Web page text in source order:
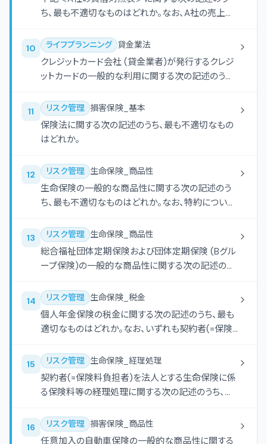
ち、最も不適切なものはどれか。なお、A社の売上高
10 ライフプランニング 貸金業法
クレジットカード会社 (貸金業者)が発行するクレジ
ットカードの一般的な利用に関する次の記述のうち、
11 リスク管理 損害保険_基本
保険法に関する次の記述のうち、最も不適切なもの
はどれか。
12 リスク管理 生命保険_商品性
生命保険の一般的な商品性に関する次の記述のう
ち、最も不適切なものはどれか。なお、特約について
13 リスク管理 生命保険_商品性
総合福祉団体定期保険および団体定期保険 (Bグル
ープ保険)の一般的な商品性に関する次の記述のう
14 リスク管理 生命保険_税金
個人年金保険の税金に関する次の記述のうち、最も
適切なものはどれか。なお、いずれも契約者(=保険
であるものとする。
15 リスク管理 生命保険_経理処理
契約者(=保険料負担者)を法人とする生命保険に係
る保険料等の経理処理に関する次の記述のうち、最
も保険料は年払いかつ全期払いで、2023年10月に
締結したものとする。
16 リスク管理 損害保険_商品性
任意加入の自動車保険の一般的な商品性に関する